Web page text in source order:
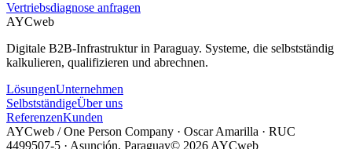
Vertriebsdiagnose anfragen
AYCweb
Digitale B2B-Infrastruktur in Paraguay. Systeme, die selbstständig
kalkulieren, qualifizieren und abrechnen.
LösungenUnternehmen
SelbstständigeÜber uns
ReferenzenKunden
AYCweb / One Person Company · Oscar Amarilla · RUC
4499507-5 · Asunción, Paraguay© 2026 AYCweb